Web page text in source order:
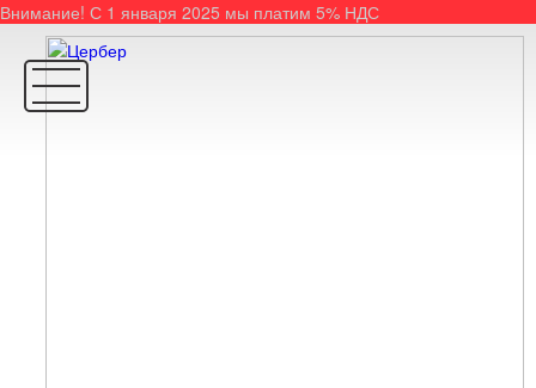
Внимание! С 1 января 2025 мы платим 5% НДС